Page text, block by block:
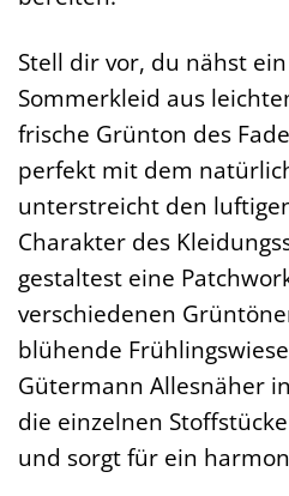
Stell dir vor, du nähst
Sommerkleid aus
frische Grünton des
perfekt mit dem
unterstreicht den
Charakter des
gestaltest eine
verschiedenen
blühende
Gütermann Allesnäher
die einzelnen
und sorgt für ein